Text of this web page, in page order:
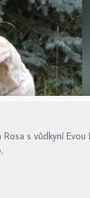
s vůdkyní